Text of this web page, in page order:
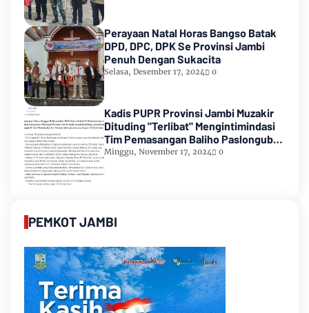
Perayaan Natal Horas Bangso Batak
DPD, DPC, DPK Se Provinsi Jambi
Penuh Dengan Sukacita
Selasa, Desember 17, 2024 0
Kadis PUPR Provinsi Jambi Muzakir
Dituding "Terlibat" Mengintimindasi
Tim Pemasangan Baliho Paslongub
Romi-Sudirman
Minggu, November 17, 2024 0
PEMKOT JAMBI